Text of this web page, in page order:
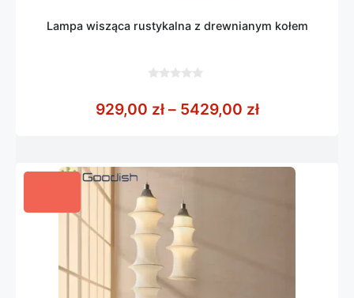
Lampa wisząca rustykalna z drewnianym kołem
5
929,00 zł – 5429,00 złZakres cen: